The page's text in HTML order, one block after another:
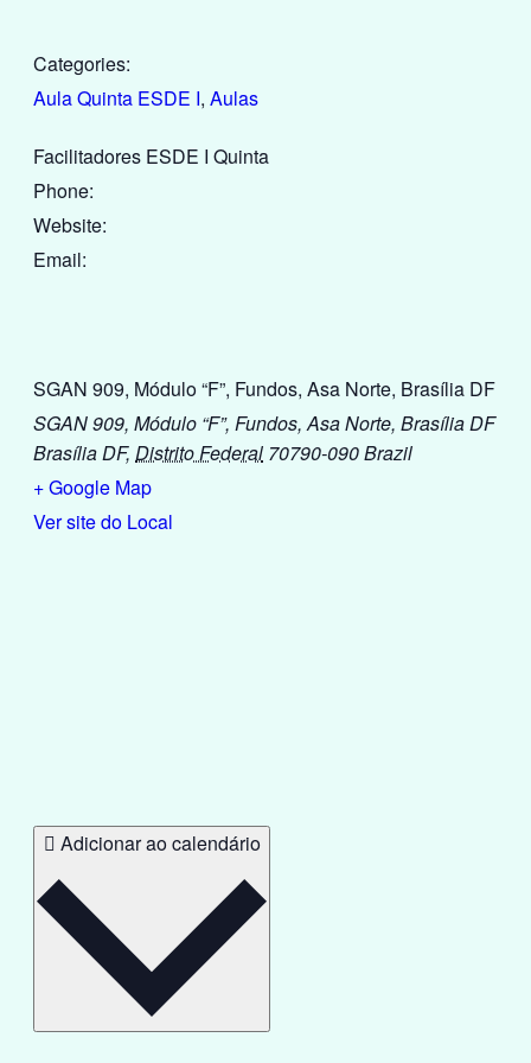
Categories:
Aula Quinta ESDE I, Aulas
Facilitadores ESDE I Quinta
Phone:
Website:
Email:
SGAN 909, Módulo “F”, Fundos, Asa Norte, Brasília DF
SGAN 909, Módulo “F”, Fundos, Asa Norte, Brasília DF
Brasília DF, Distrito Federal 70790-090Brazil
+ Google Map
Ver site do Local
Adicionar ao calendário